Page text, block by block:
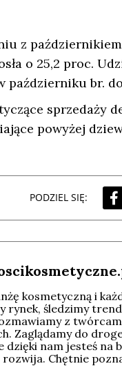
z
o 25,2 proc.
październiku br.
sprzedaży
powyżej
PODZIEL SIĘ:
kosmetyczną i
rynek, śledzimy
z
Zaglądamy do
dzięki nam jesteś na
rozwija. Chętnie